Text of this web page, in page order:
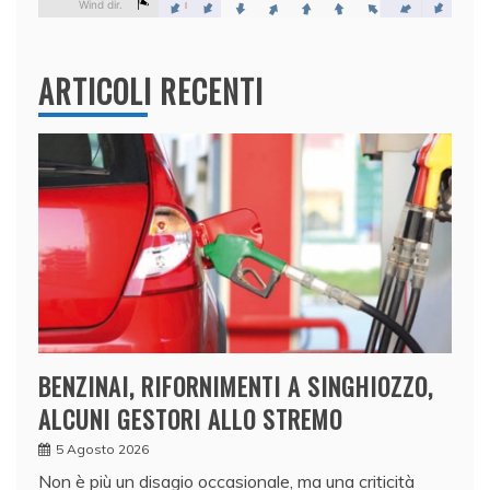
ARTICOLI RECENTI
BENZINAI, RIFORNIMENTI A SINGHIOZZO,
ALCUNI GESTORI ALLO STREMO
5 Agosto 2026
Non è più un disagio occasionale, ma una criticità